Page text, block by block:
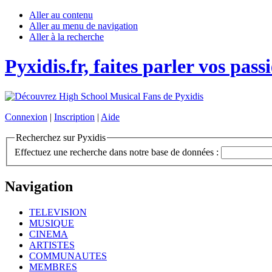
Aller au contenu
Aller au menu de navigation
Aller à la recherche
Pyxidis.fr, faites parler vos
Connexion | Inscription | Aide
Recherchez sur Pyxidis
Effectuez une recherche dans notre base de données :
Navigation
TELEVISION
MUSIQUE
CINEMA
ARTISTES
COMMUNAUTES
MEMBRES